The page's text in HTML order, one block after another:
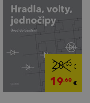
20,63€
19,60€